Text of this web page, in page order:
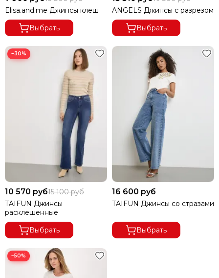
Elisa.and.me Джинсы клеш
Выбрать
ANGELS Джинсы с разрезом
Выбрать
−30%
10 570 руб15 100 руб
TAIFUN Джинсы
расклешенные
Выбрать
16 600 руб
TAIFUN Джинсы со стразами
Выбрать
−50%